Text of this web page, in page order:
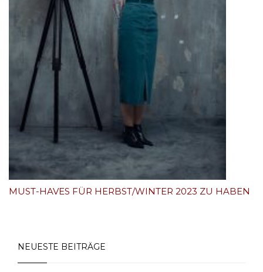
MUST-HAVES FÜR HERBST/WINTER 2023 ZU HABEN
NEUESTE BEITRÄGE